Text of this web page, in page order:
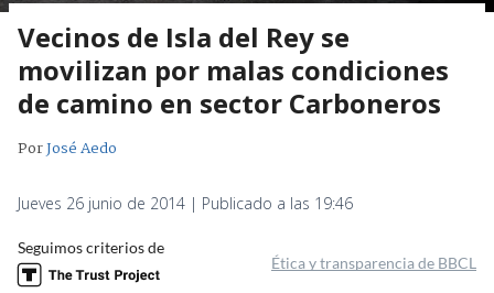
Vecinos de Isla del Rey se
movilizan por malas condiciones
de camino en sector Carboneros
PorJosé Aedo
Jueves 26 junio de 2014 | Publicado a las 19:46
Seguimos criterios de
Ética y transparencia de BBCL